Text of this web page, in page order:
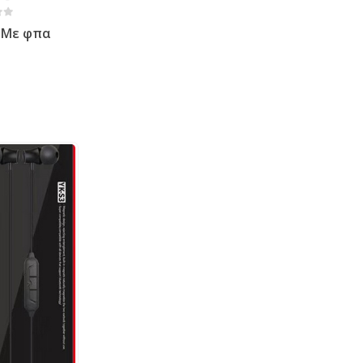
Με φπα
& HEADSET,